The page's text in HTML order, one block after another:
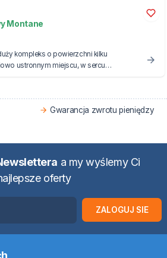
Montane
kompleks o powierzchni kilku
ustronnym miejscu, w sercu
Gwarancja zwrotu pieniędzy
a my wyślemy Ci
oferty
ZALOGUJ SIE